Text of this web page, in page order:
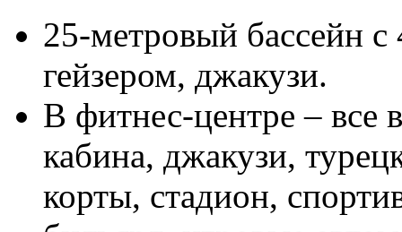
25-метровый бассейн
гейзером, джакузи.
В фитнес-центре – все
кабина, джакузи,
корты, стадион,